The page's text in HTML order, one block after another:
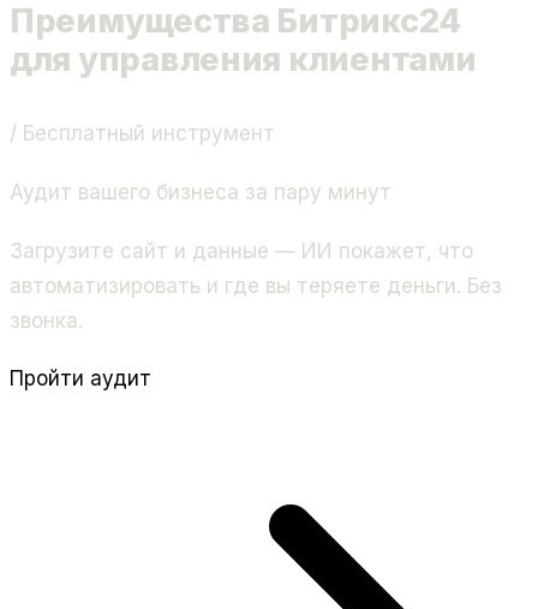
Преимущества Битрикс24
для управления клиентами
/ Бесплатный инструмент
Аудит вашего бизнеса за пару минут
Загрузите сайт и данные — ИИ покажет, что
автоматизировать и где вы теряете деньги. Без
звонка.
Пройти аудит